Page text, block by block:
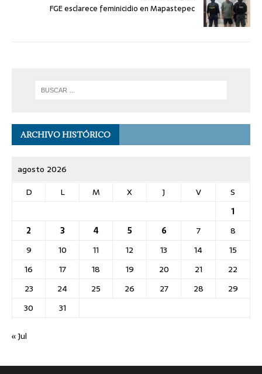
FGE esclarece feminicidio en Mapastepec
ARCHIVO HISTÓRICO
agosto 2026
D
L M X J V
S
1
2
3 4 5 6 7
8
9
10 11 12 13 14
15
16
17 18 19 20 21
22
23
24 25 26 27 28
29
30
31
« Jul